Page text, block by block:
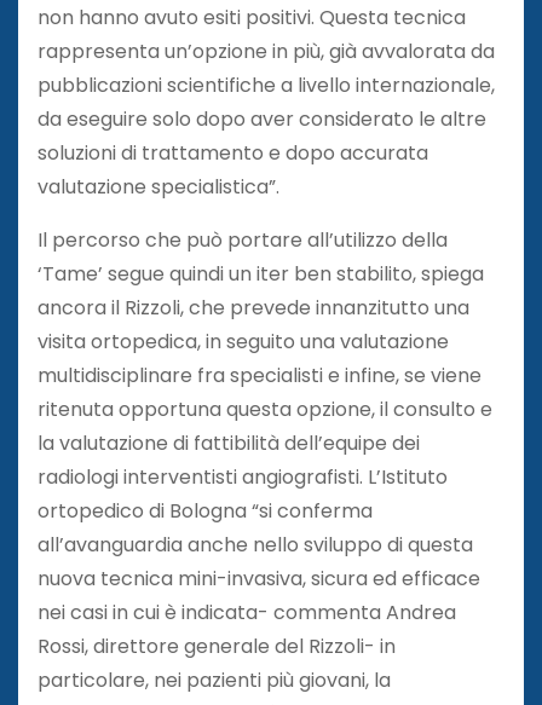
non hanno avuto esiti positivi. Questa tecnica
rappresenta un’opzione in più, già avvalorata da
pubblicazioni scientifiche a livello internazionale,
da eseguire solo dopo aver considerato le altre
soluzioni di trattamento e dopo accurata
valutazione specialistica”.
Il percorso che può portare all’utilizzo della
‘Tame’ segue quindi un iter ben stabilito, spiega
ancora il Rizzoli, che prevede innanzitutto una
visita ortopedica, in seguito una valutazione
multidisciplinare fra specialisti e infine, se viene
ritenuta opportuna questa opzione, il consulto e
la valutazione di fattibilità dell’equipe dei
radiologi interventisti angiografisti. L’Istituto
ortopedico di Bologna “si conferma
all’avanguardia anche nello sviluppo di questa
nuova tecnica mini-invasiva, sicura ed efficace
nei casi in cui è indicata- commenta Andrea
Rossi, direttore generale del Rizzoli- in
particolare, nei pazienti più giovani, la